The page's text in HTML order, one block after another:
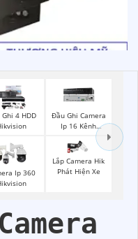
4 HDD
Đầu Ghi Camera
Ip 16 Kênh
Ip 360
Lắp Camera Hik
Phát Hiện Xe